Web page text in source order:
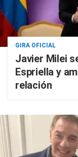
GIRA OFICIAL
Javier Milei
Espriella y
relación